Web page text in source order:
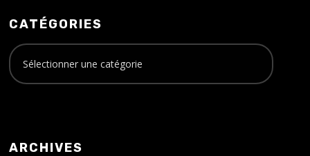
CATÉGORIES
ARCHIVES